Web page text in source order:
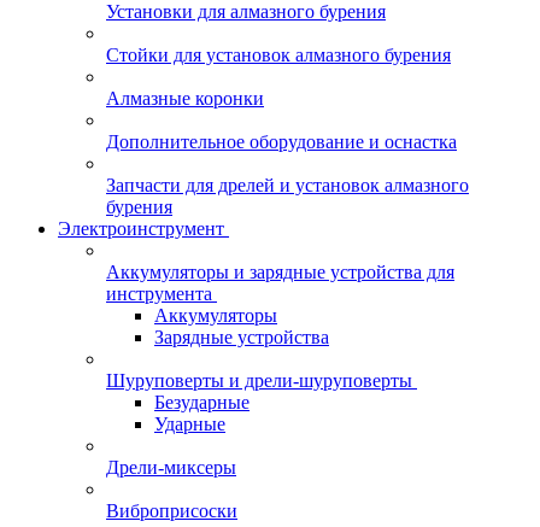
Установки для алмазного бурения
Стойки для установок алмазного бурения
Алмазные коронки
Дополнительное оборудование и оснастка
Запчасти для дрелей и установок алмазного
бурения
Электроинструмент
Аккумуляторы и зарядные устройства для
инструмента
Аккумуляторы
Зарядные устройства
Шуруповерты и дрели-шуруповерты
Безударные
Ударные
Дрели-миксеры
Виброприсоски